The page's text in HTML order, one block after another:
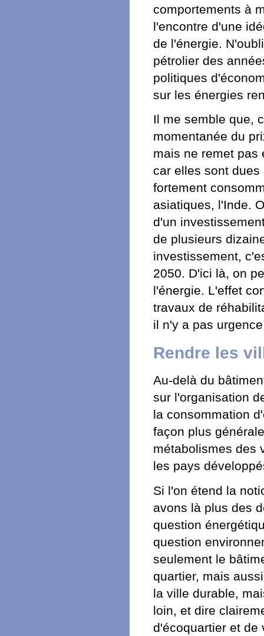
comportements à
l'encontre d'une
de l'énergie.
pétrolier des
politiques
sur les énergies
Il me semble que,
momentanée du
mais ne remet pas
car elles sont
fortement
asiatiques, l'Inde.
d'un
de plusieurs
investissement,
2050. D'ici là, on
l'énergie. L'effet
travaux de
il n'y a pas
Rendre les
Au-delà du
sur l'organisation
la consommation
façon plus
métabolismes des
les pays
Si l'on étend la
avons là plus des
question
question
seulement le
quartier, mais
la ville durable,
loin, et dire
d'écoquartier et de